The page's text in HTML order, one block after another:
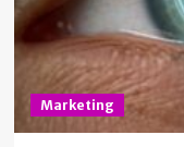
Marketing